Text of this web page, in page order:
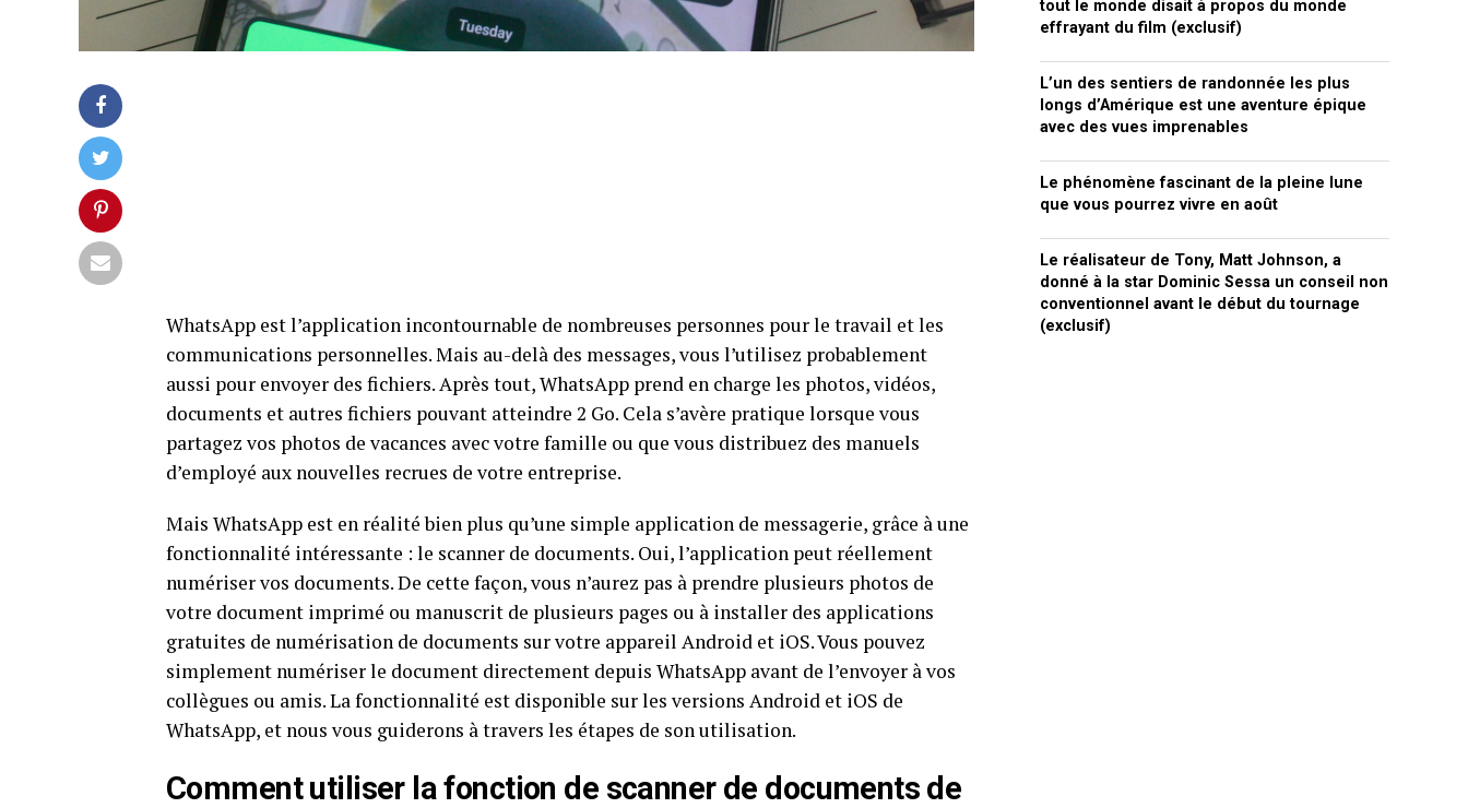
WhatsApp est l’application incontournable de nombreuses personnes pour le travail et les
communications personnelles. Mais au-delà des messages, vous l’utilisez probablement
aussi pour envoyer des fichiers. Après tout, WhatsApp prend en charge les photos, vidéos,
documents et autres fichiers pouvant atteindre 2 Go. Cela s’avère pratique lorsque vous
partagez vos photos de vacances avec votre famille ou que vous distribuez des manuels
d’employé aux nouvelles recrues de votre entreprise.
Mais WhatsApp est en réalité bien plus qu’une simple application de messagerie, grâce à une
fonctionnalité intéressante : le scanner de documents. Oui, l’application peut réellement
numériser vos documents. De cette façon, vous n’aurez pas à prendre plusieurs photos de
votre document imprimé ou manuscrit de plusieurs pages ou à installer des applications
gratuites de numérisation de documents sur votre appareil Android et iOS. Vous pouvez
simplement numériser le document directement depuis WhatsApp avant de l’envoyer à vos
collègues ou amis. La fonctionnalité est disponible sur les versions Android et iOS de
WhatsApp, et nous vous guiderons à travers les étapes de son utilisation.
Comment utiliser la fonction de scanner de documents de
tout le monde disait à propos du monde
effrayant du film (exclusif)
L’un des sentiers de randonnée les plus
longs d’Amérique est une aventure épique
avec des vues imprenables
Le phénomène fascinant de la pleine lune
que vous pourrez vivre en août
Le réalisateur de Tony, Matt Johnson, a
donné à la star Dominic Sessa un conseil non
conventionnel avant le début du tournage
(exclusif)